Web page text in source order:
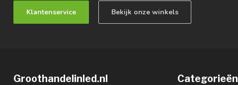
Klantenservice Bekijk onze winkels
Groothandelinled.nl Categorieën